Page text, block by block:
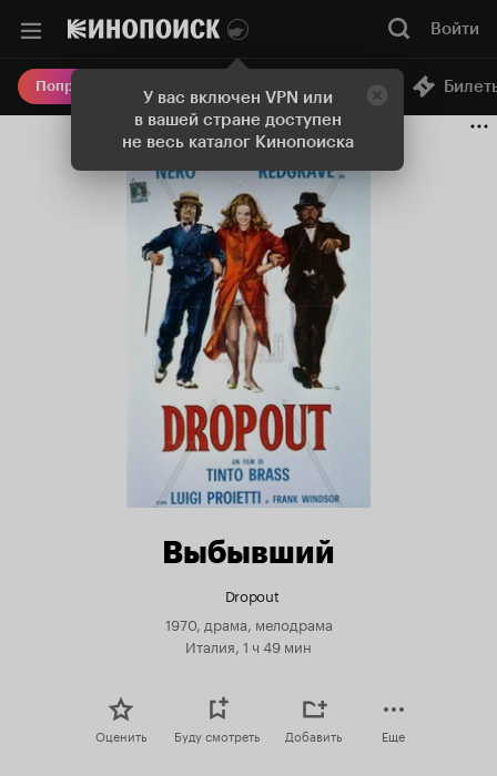
У вас включен VPN или
в вашей стране доступен
не весь каталог Кинопоиска
Войти
Попробовать Плюс Онлайн-кинотеатр
Выбывший
Dropout
1970, драма, мелодрама
Италия, 1 ч 49 мин
Оценить Буду смотреть Добавить Еще